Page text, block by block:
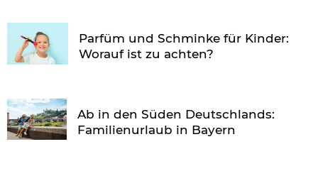
Parfüm und Schminke für Kinder:
Worauf ist zu achten?
Ab in den Süden Deutschlands:
Familienurlaub in Bayern